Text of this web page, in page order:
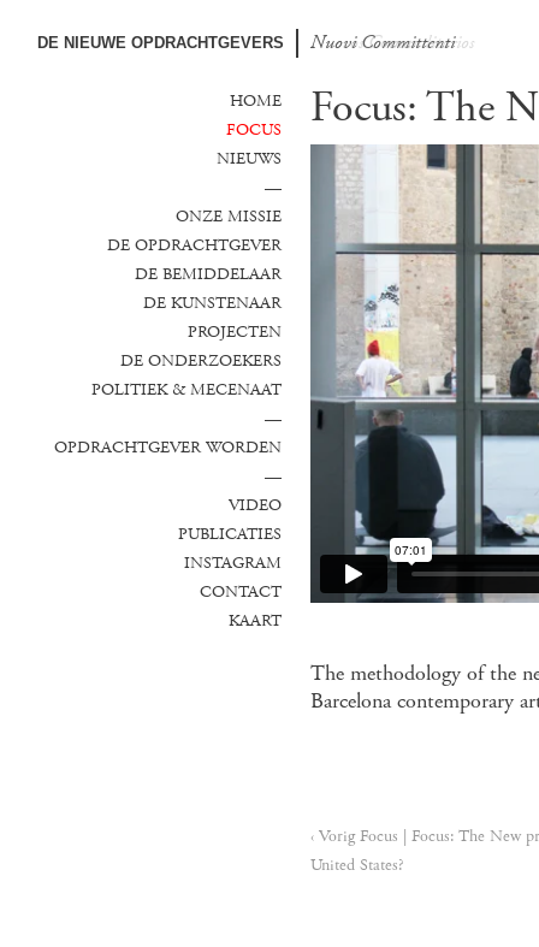
DE NIEUWE OPDRACHTGEVERS Nuovi Committenti
Nuevos Comanditarios
HOME
FOCUS
NIEUWS
—
ONZE MISSIE
DE OPDRACHTGEVER
DE BEMIDDELAAR
DE KUNSTENAAR
PROJECTEN
DE ONDERZOEKERS
POLITIEK & MECENAAT
—
OPDRACHTGEVER WORDEN
—
VIDEO
PUBLICATIES
INSTAGRAM
CONTACT
KAART
Focus: The
The methodology of the
Barcelona contemporary
‹ Vorig Focus | Focus: The New
United States?